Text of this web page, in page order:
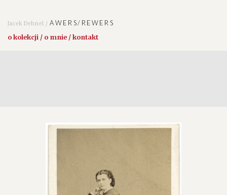
Jacek Dehnel /AWERS/REWERS
o kolekcji / o mnie / kontakt